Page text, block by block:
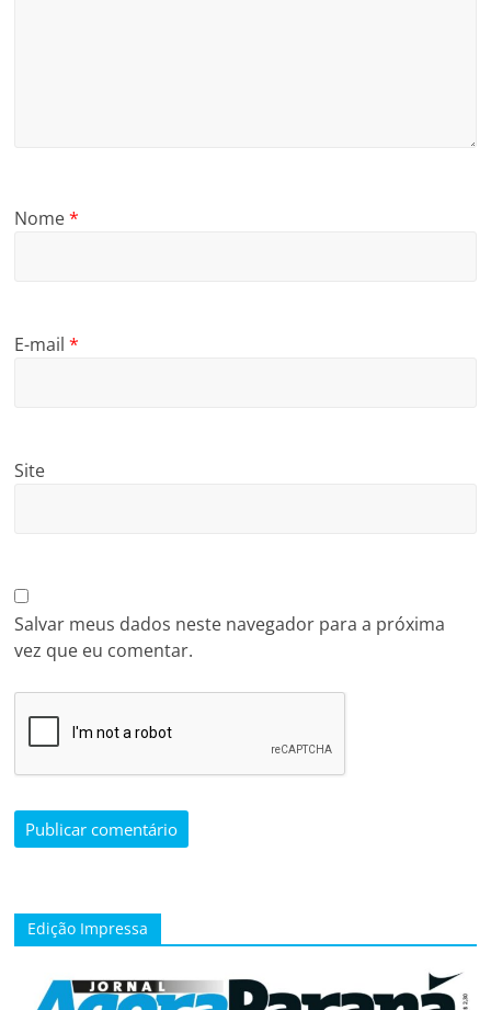
Nome*
E-mail*
Site
Salvar meus dados neste navegador para a próxima
vez que eu comentar.
Edição Impressa